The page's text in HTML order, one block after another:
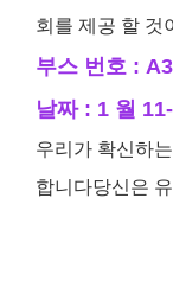
회를 제공 할 것
부스 번호 :
날짜 : 1 월
우리가 확신하
합니다당신은